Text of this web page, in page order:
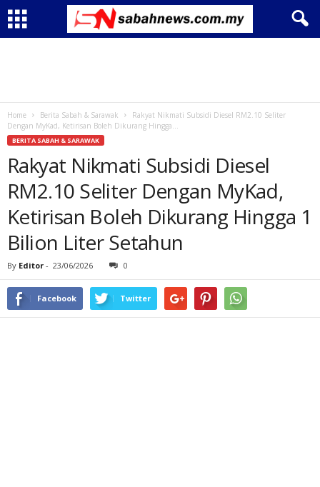
Home Berita Sabah & Sarawak
Rakyat Nikmati Subsidi Diesel RM2.10 Seliter
Dengan MyKad, Ketirisan Boleh Dikurang Hingga...
BERITA SABAH & SARAWAK
Rakyat Nikmati Subsidi Diesel
RM2.10 Seliter Dengan MyKad,
Ketirisan Boleh Dikurang Hingga 1
Bilion Liter Setahun
By Editor - 23/06/2026 0
Facebook Twitter